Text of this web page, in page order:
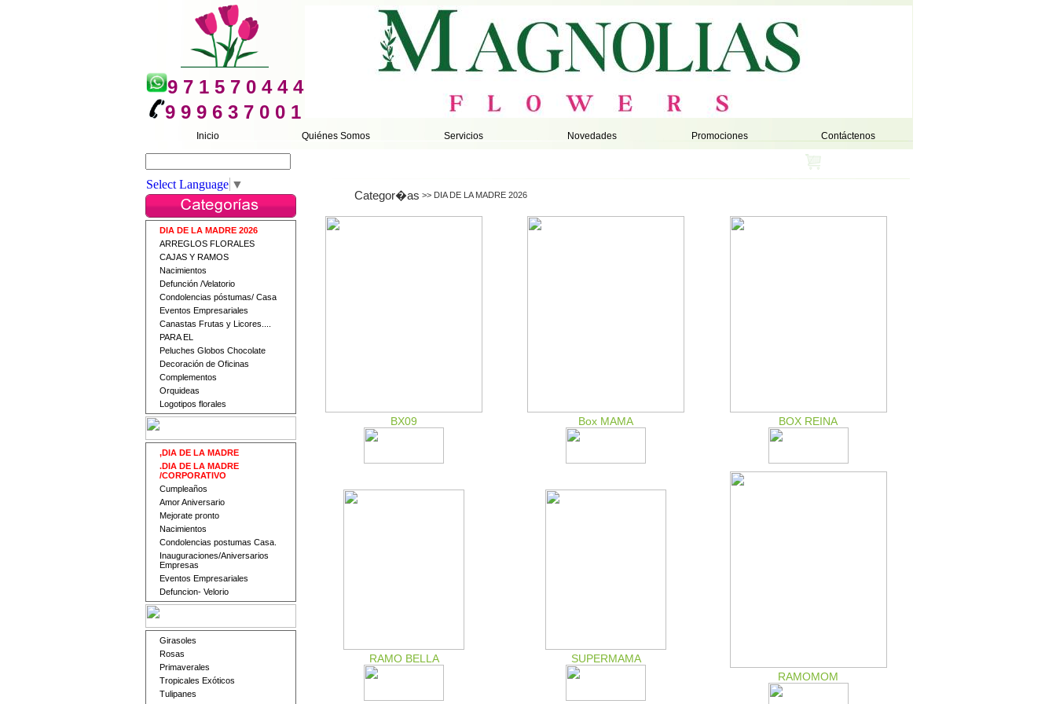
9 7 1 5 7 0 4 4 4
9 9 9 6 3 7 0 0 1
Inicio Quiénes Somos Servicios Novedades Promociones Contáctenos
Select Language ▼
DIA DE LA MADRE 2026
ARREGLOS FLORALES
CAJAS Y RAMOS
Nacimientos
Defunción /Velatorio
Condolencias póstumas/ Casa
Eventos Empresariales
Canastas Frutas y Licores....
PARA EL
Peluches Globos Chocolate
Decoración de Oficinas
Complementos
Orquideas
Logotipos florales
,DIA DE LA MADRE
.DIA DE LA MADRE
/CORPORATIVO
Cumpleaños
Amor Aniversario
Mejorate pronto
Nacimientos
Condolencias postumas Casa.
Inauguraciones/Aniversarios
Empresas
Eventos Empresariales
Defuncion- Velorio
Girasoles
Rosas
Primaverales
Tropicales Exóticos
Tulipanes
Categor�as >> DIA DE LA MADRE 2026
BX09 Box MAMA BOX REINA
RAMO BELLA
SUPERMAMA
RAMOMOM